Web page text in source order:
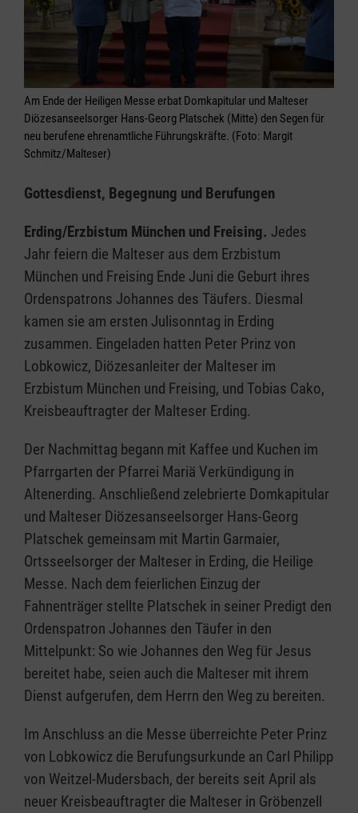
Am Ende der Heiligen Messe erbat Domkapitular und Malteser
Diözesanseelsorger Hans-Georg Platschek (Mitte) den Segen für
neu berufene ehrenamtliche Führungskräfte. (Foto: Margit
Schmitz/Malteser)
Gottesdienst, Begegnung und Berufungen
Erding/Erzbistum München und Freising. Jedes
Jahr feiern die Malteser aus dem Erzbistum
München und Freising Ende Juni die Geburt ihres
Ordenspatrons Johannes des Täufers. Diesmal
kamen sie am ersten Julisonntag in Erding
zusammen. Eingeladen hatten Peter Prinz von
Lobkowicz, Diözesanleiter der Malteser im
Erzbistum München und Freising, und Tobias Cako,
Kreisbeauftragter der Malteser Erding.
Der Nachmittag begann mit Kaffee und Kuchen im
Pfarrgarten der Pfarrei Mariä Verkündigung in
Altenerding. Anschließend zelebrierte Domkapitular
und Malteser Diözesanseelsorger Hans-Georg
Platschek gemeinsam mit Martin Garmaier,
Ortsseelsorger der Malteser in Erding, die Heilige
Messe. Nach dem feierlichen Einzug der
Fahnenträger stellte Platschek in seiner Predigt den
Ordenspatron Johannes den Täufer in den
Mittelpunkt: So wie Johannes den Weg für Jesus
bereitet habe, seien auch die Malteser mit ihrem
Dienst aufgerufen, dem Herrn den Weg zu bereiten.
Im Anschluss an die Messe überreichte Peter Prinz
von Lobkowicz die Berufungsurkunde an Carl Philipp
von Weitzel-Mudersbach, der bereits seit April als
neuer Kreisbeauftragter die Malteser in Gröbenzell